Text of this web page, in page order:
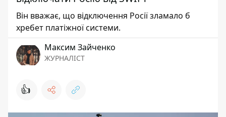
Він вважає, що відключення Росії зламало б
хребет платіжної системи.
Максим Зайченко
ЖУРНАЛІСТ
👍